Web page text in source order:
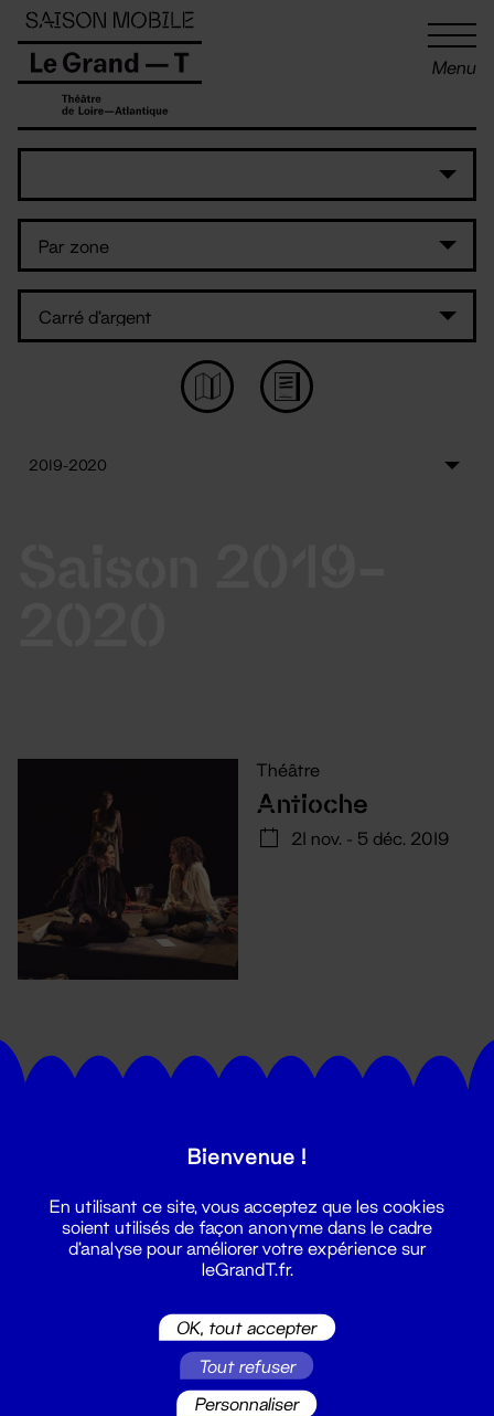
Menu
Théâtre
Antioche
21 nov. - 5 déc. 2019
Grand T :
Panneau de gestion des cookies
Bienvenue !
En utilisant ce site, vous acceptez que les cookies
soient utilisés de façon anonyme dans le cadre
d'analyse pour améliorer votre expérience sur
leGrandT.fr.
OK, tout accepter
Tout refuser
Personnaliser